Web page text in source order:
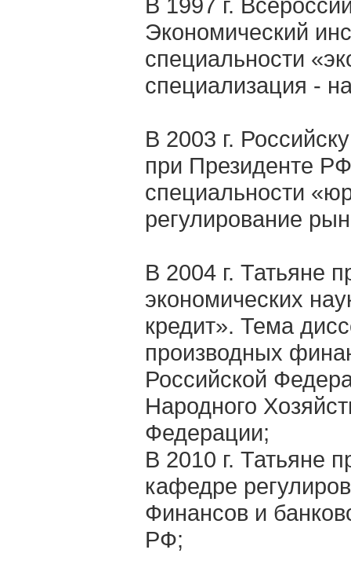
Экономический
специальности
специализация -
В 2003 г.
при Президенте
специальности
регулирование
В 2004 г. Татьяне
экономических
кредит». Тема
производных
Российской
Народного
Федерации;
В 2010 г. Татьяне
кафедре
Финансов и
РФ;